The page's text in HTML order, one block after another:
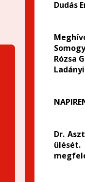
Dudás
Rózsa
Dr.